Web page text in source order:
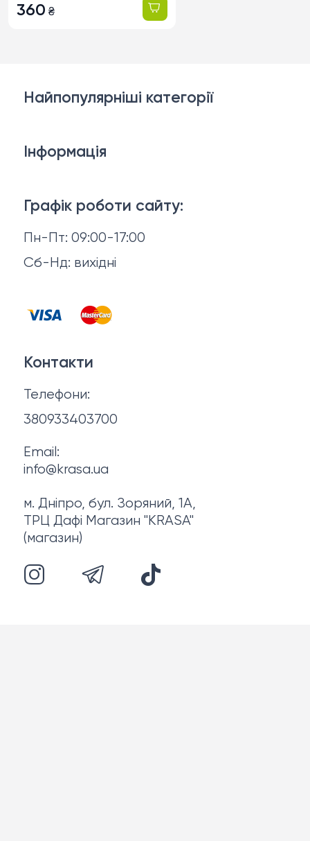
360 ₴
Графік роботи сайту:
Пн-Пт: 09:00-17:00
Сб-Нд: вихідні
Найпопулярніші категорії
Макіяж
Волосся
Чоловіча косметика
Косметика для манікюру та педикюру
Інформація
Відгуки
Договір оферти
Політика конфіденційності
Про нас
Контакти
Телефони:
380933403700
Email:
info@krasa.ua
м. Дніпро, бул. Зоряний, 1А,
ТРЦ Дафі Магазин "KRASA"
(магазин)